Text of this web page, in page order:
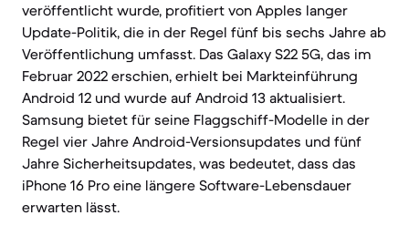
veröffentlicht wurde, profitiert von Apples langer
Update-Politik, die in der Regel fünf bis sechs Jahre ab
Veröffentlichung umfasst. Das Galaxy S22 5G, das im
Februar 2022 erschien, erhielt bei Markteinführung
Android 12 und wurde auf Android 13 aktualisiert.
Samsung bietet für seine Flaggschiff-Modelle in der
Regel vier Jahre Android-Versionsupdates und fünf
Jahre Sicherheitsupdates, was bedeutet, dass das
iPhone 16 Pro eine längere Software-Lebensdauer
erwarten lässt.